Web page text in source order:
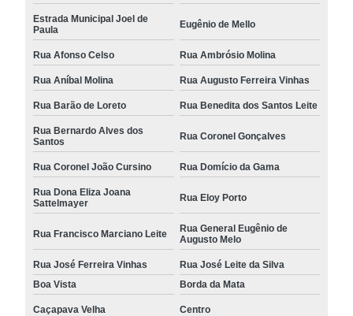
Estrada Municipal Joel de
Paula
Eugênio de Mello
Rua Afonso Celso Rua Ambrósio Molina
Rua Aníbal Molina Rua Augusto Ferreira Vinhas
Rua Barão de Loreto Rua Benedita dos Santos Leite
Rua Bernardo Alves dos
Santos
Rua Coronel Gonçalves
Rua Coronel João Cursino Rua Domício da Gama
Rua Dona Eliza Joana
Sattelmayer
Rua Eloy Porto
Rua Francisco Marciano Leite
Rua General Eugênio de
Augusto Melo
Rua José Ferreira Vinhas
Rua José Leite da Silva
Boa Vista
Borda da Mata
Caçapava Velha Centro